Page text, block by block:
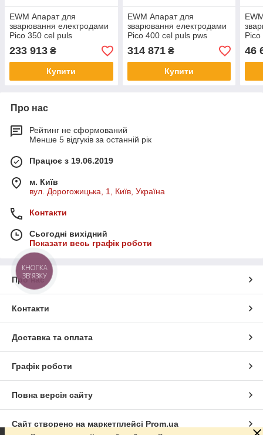
EWM Апарат для
зварювання електродами
Pico 350 cel puls
233 913 ₴
Купити
EWM Апарат для
зварювання електродами
Pico 400 cel puls pws
314 871₴
Купити
46
Про нас
Рейтинг не сформований
Менше 5 відгуків за останній рік
Працює з 19.06.2019
м. Київ
вул. Дорогожицька, 1, Київ, Україна
Контакти
Сьогодні вихідний
Показати весь графік роботи
Про нас
Контакти
Доставка та оплата
Графік роботи
Повна версія сайту
Сайт створено на маркетплейсі Prom.ua
КНОПКА
ЗВ'ЯЗКУ